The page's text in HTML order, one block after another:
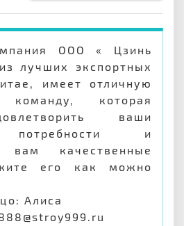
ООО « Цзинь
лучших экспортных
имеет отличную
команду, которая
ваши
потребности и
вам качественные
его как можно
Алиса